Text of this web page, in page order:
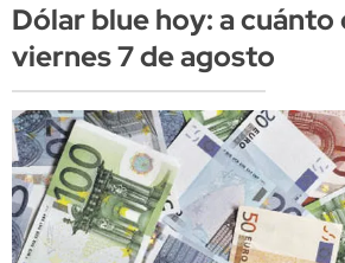
Dólar blue hoy: a
viernes 7 de agosto